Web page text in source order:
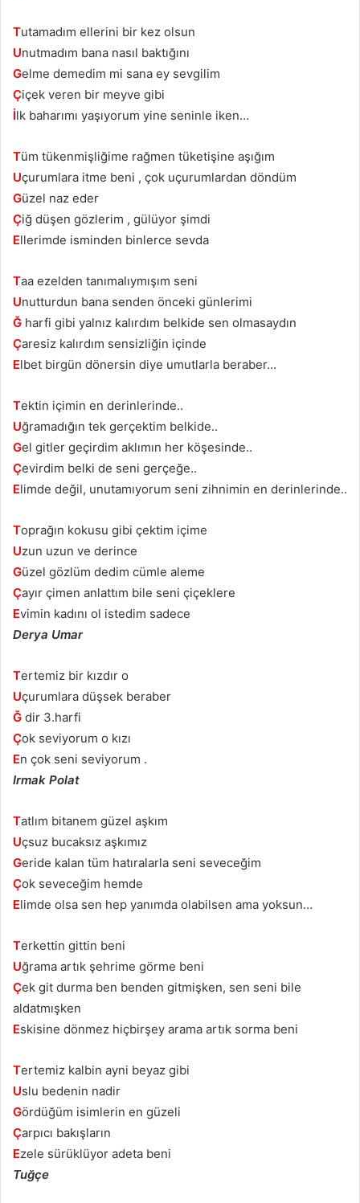
Tutamadım ellerini bir kez olsun
Unutmadım bana nasıl baktığını
Gelme demedim mi sana ey sevgilim
Çiçek veren bir meyve gibi
İlk baharımı yaşıyorum yine seninle iken…
Tüm tükenmişliğime rağmen tüketişine aşığım
Uçurumlara itme beni , çok uçurumlardan döndüm
Güzel naz eder
Çiğ düşen gözlerim , gülüyor şimdi
Ellerimde isminden binlerce sevda
Taa ezelden tanımalıymışım seni
Unutturdun bana senden önceki günlerimi
Ğ harfi gibi yalnız kalırdım belkide sen olmasaydın
Çaresiz kalırdım sensizliğin içinde
Elbet birgün dönersin diye umutlarla beraber…
Tektin içimin en derinlerinde..
Uğramadığın tek gerçektim belkide..
Gel gitler geçirdim aklımın her köşesinde..
Çevirdim belki de seni gerçeğe..
Elimde değil, unutamıyorum seni zihnimin en derinlerinde..
Toprağın kokusu gibi çektim içime
Uzun uzun ve derince
Güzel gözlüm dedim cümle aleme
Çayır çimen anlattım bile seni çiçeklere
Evimin kadını ol istedim sadece
Derya Umar
Tertemiz bir kızdır o
Uçurumlara düşsek beraber
Ğ dir 3.harfi
Çok seviyorum o kızı
En çok seni seviyorum .
Irmak Polat
Tatlım bitanem güzel aşkım
Uçsuz bucaksız aşkımız
Geride kalan tüm hatıralarla seni seveceğim
Çok seveceğim hemde
Elimde olsa sen hep yanımda olabilsen ama yoksun…
Terkettin gittin beni
Uğrama artık şehrime görme beni
Çek git durma ben benden gitmişken, sen seni bile
aldatmışken
Eskisine dönmez hiçbirşey arama artık sorma beni
Tertemiz kalbin ayni beyaz gibi
Uslu bedenin nadir
Gördüğüm isimlerin en güzeli
Çarpıcı bakışların
Ezele sürüklüyor adeta beni
Tuğçe